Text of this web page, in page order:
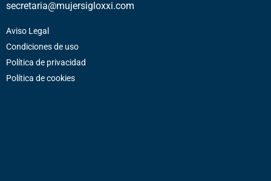
secretaria@mujersigloxxi.com
Aviso Legal
Condiciones de uso
Política de privacidad
Política de cookies